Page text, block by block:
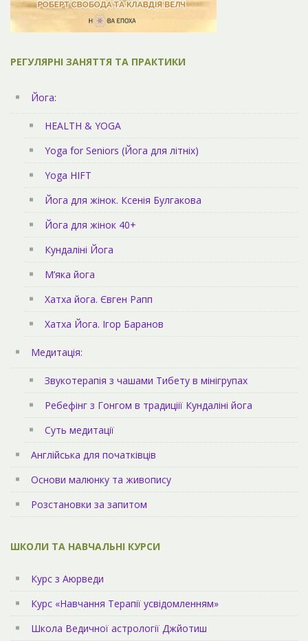
РЕГУЛЯРНІ ЗАНЯТТЯ ТА ПРАКТИКИ
Йога:
HEALTH & YOGA
Yoga for Seniors (Йога для літніх)
Yoga HIFT
Йога для жінок. Ксенія Булгакова
Йога для жінок 40+
Кундаліні Йога
М’яка йога
Хатха йога. Євген Рапп
Хатха Йога. Ігор Баранов
Медитація:
Звукотерапія з чашами Тибету в мінігрупах
Ребефінг з Гонгом в традиціії Кундаліні йога
Суть медитації
Англійська для початківців
Основи малюнку та живопису
Розстановки за запитом
ШКОЛИ ТА НАВЧАЛЬНІ КУРСИ
Курс з Аюрведи
Курс «Навчання Терапії усвідомленням»
Школа Ведичної астрології Джйотиш